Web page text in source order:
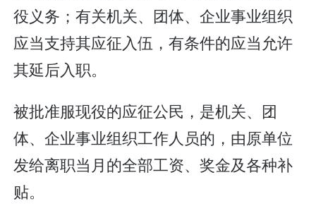
役义务；有关机关、团体、企业事业组织
应当支持其应征入伍，有条件的应当允许
其延后入职。
被批准服现役的应征公民，是机关、团
体、企业事业组织工作人员的，由原单位
发给离职当月的全部工资、奖金及各种补
贴。